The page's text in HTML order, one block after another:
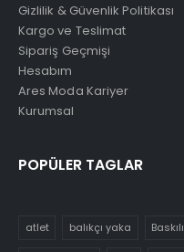
Gizlilik & Güvenlik Politikası
Kargo ve Teslimat
Sipariş Geçmişi
Hesabım
Ares Moda Kariyer
Kurumsal
POPÜLER TAGLAR
atlet balıkçı yaka Baskılı